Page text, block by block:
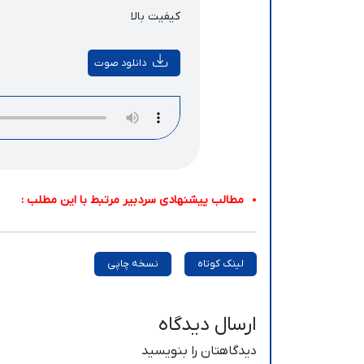
کیفیت بالا
دانلود صوت
مطالب پیشنهادی سردبیر مرتبط با این مطلب :
لینک کوتاه نسخه چاپی
ارسال دیدگاه
دیدگاهتان را بنویسید